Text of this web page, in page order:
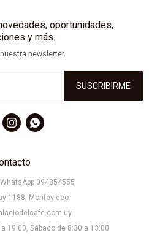
094854555
1188, Montevideo
19:00, Sábado de 8:30 a 13:00
oportunidades,
y más.
newsletter.
SUSCRIBIRME
 